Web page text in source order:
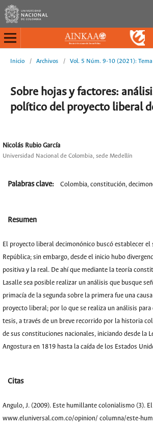
Inicio / Archivos / Vol. 5 Núm. 9-10 (2021):
Sobre hojas y factores:
político del proyecto liberal
Nicolás Rubio García
Universidad Nacional de Colombia, sede Medellín
Palabras clave: Colombia, constitución,
Resumen
El proyecto liberal decimonónico buscó establecer el
República; sin embargo, desde el inicio hubo
positiva y la real. De ahí que mediante la teoría
Lasalle sea posible realizar un análisis que busque
primacía de la segunda sobre la primera fue una
proyecto liberal; por lo que se realiza un análisis
tesis, a través de un breve recorrido por la historia
de sus constituciones nacionales, iniciando desde la
Angostura en 1819 hasta la caída de los Estados
Citas
Angulo, J. (2009). Este humillante colonialismo (3).
www.eluniversal.com.co/opinion/ columna/este-